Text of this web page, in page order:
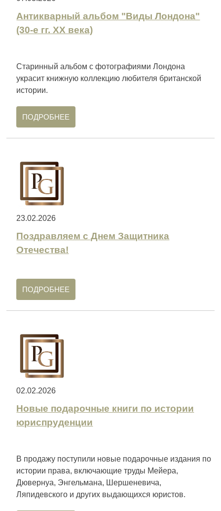
Антикварный альбом "Виды Лондона"
(30-е гг. XX века)
Старинный альбом с фотографиями Лондона
украсит книжную коллекцию любителя британской
истории.
ПОДРОБНЕЕ
23.02.2026
Поздравляем с Днем Защитника
Отечества!
ПОДРОБНЕЕ
02.02.2026
Новые подарочные книги по истории
юриспруденции
В продажу поступили новые подарочные издания по
истории права, включающие труды Мейера,
Дювернуа, Энгельмана, Шершеневича,
Ляпидевского и других выдающихся юристов.